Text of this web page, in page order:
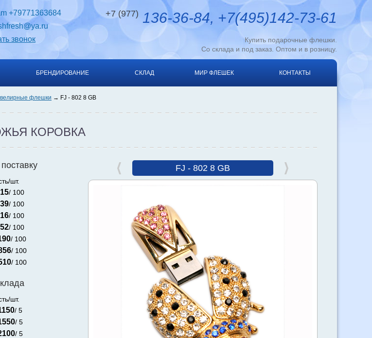
+79771363684
звонок
+7 (977) 136-36-84, +7(495)142-73-61
Купить подарочные флешки.
Со склада и под заказ. Оптом и в розницу.
БРЕНДИРОВАНИЕ СКЛАД МИР ФЛЕШЕК КОНТАКТЫ
флешки FJ - 802 8 GB
КОРОВКА
FJ - 802 8 GB
шт.
/ 100
/ 100
/ 100
/ 100
/ 100
/ 100
/ 100
шт.
/ 5
/ 5
/ 5